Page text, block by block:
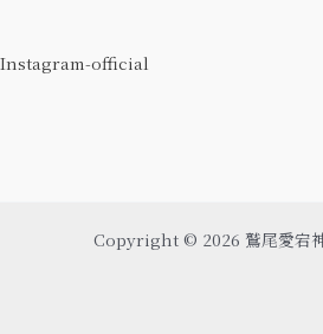
Instagram-official
Copyright © 2026 鷲尾愛宕